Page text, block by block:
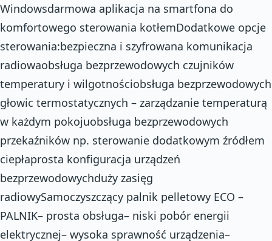
Windowsdarmowa aplikacja na smartfona do
komfortowego sterowania kotłemDodatkowe opcje
sterowania:bezpieczna i szyfrowana komunikacja
radiowaobsługa bezprzewodowych czujników
temperatury i wilgotnościobsługa bezprzewodowych
głowic termostatycznych – zarządzanie temperaturą
w każdym pokojuobsługa bezprzewodowych
przekaźników np. sterowanie dodatkowym źródłem
ciepłaprosta konfiguracja urządzeń
bezprzewodowychduży zasięg
radiowySamoczyszczący palnik pelletowy ECO –
PALNIK– prosta obsługa– niski pobór energii
elektrycznej– wysoka sprawność urządzenia–